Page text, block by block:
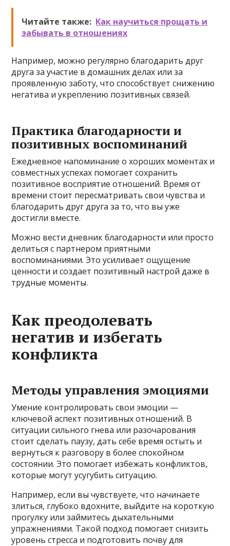
Читайте также: Как научиться прощать и
забывать в отношениях
Например, можно регулярно благодарить друг
друга за участие в домашних делах или за
проявленную заботу, что способствует снижению
негатива и укреплению позитивных связей.
Практика благодарности и
позитивных воспоминаний
Ежедневное напоминание о хороших моментах и
совместных успехах помогает сохранить
позитивное восприятие отношений. Время от
времени стоит пересматривать свои чувства и
благодарить друг друга за то, что вы уже
достигли вместе.
Можно вести дневник благодарности или просто
делиться с партнером приятными
воспоминаниями. Это усиливает ощущение
ценности и создает позитивный настрой даже в
трудные моменты.
Как преодолевать
негатив и избегать
конфликта
Методы управления эмоциями
Умение контролировать свои эмоции —
ключевой аспект позитивных отношений. В
ситуации сильного гнева или разочарования
стоит сделать паузу, дать себе время остыть и
вернуться к разговору в более спокойном
состоянии. Это помогает избежать конфликтов,
которые могут усугубить ситуацию.
Например, если вы чувствуете, что начинаете
злиться, глубоко вдохните, выйдите на короткую
прогулку или займитесь дыхательными
упражнениями. Такой подход помогает снизить
уровень стресса и подготовить почву для